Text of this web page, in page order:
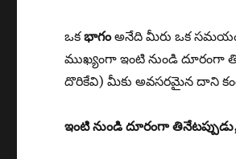
ఒకభాగంఅనేది మీరు ఒక
ముఖ్యంగా ఇంటి నుండి దూరంగా
దొరికేవి) మీకు అవసరమైన దాని
ఇంటి నుండి దూరంగా తినేటప్పుడు